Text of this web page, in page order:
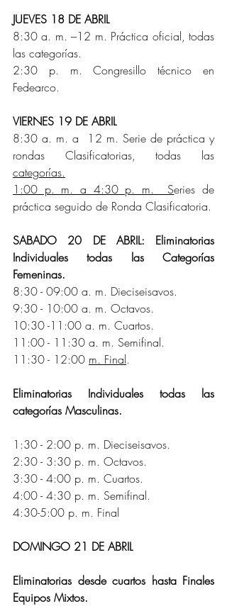
JUEVES 18 DE ABRIL
8:30 a. m. –12 m. Práctica oficial, todas
las categorías.
2:30 p. m. Congresillo técnico en
Fedearco.
VIERNES 19 DE ABRIL
8:30 a. m. a  12 m. Serie de práctica y
categorías.
1:00 p. m. a 4:30 p. m.  Series de
práctica seguido de Ronda Clasificatoria.
SABADO 20 DE ABRIL: Eliminatorias
Individuales todas las Categorías
Femeninas.
8:30 - 09:00 a. m. Dieciseisavos.
9:30 - 10:00 a. m. Octavos.
10:30 -11:00 a. m. Cuartos.
11:00 - 11:30 a. m. Semifinal.
11:30 - 12:00 m. Final.
Eliminatorias Individuales todas las
categorías Masculinas.
1:30 - 2:00 p. m. Dieciseisavos.
2:30 - 3:30 p. m. Octavos.
3:30 - 4:00 p. m. Cuartos.
4:00 - 4:30 p. m. Semifinal.
4:30-5:00 p. m. Final
DOMINGO 21 DE ABRIL
Eliminatorias desde cuartos hasta Finales
Equipos Mixtos.